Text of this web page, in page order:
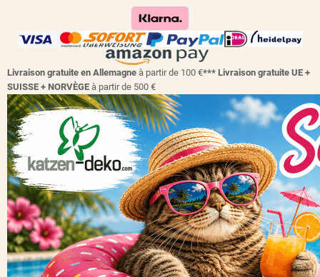
Livraison gratuite en Allemagne à partir de 100 €*** Livraison gratuite UE +
SUISSE + NORVÈGE à partir de 500 €